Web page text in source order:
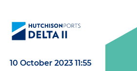
10 October 2023 11:55